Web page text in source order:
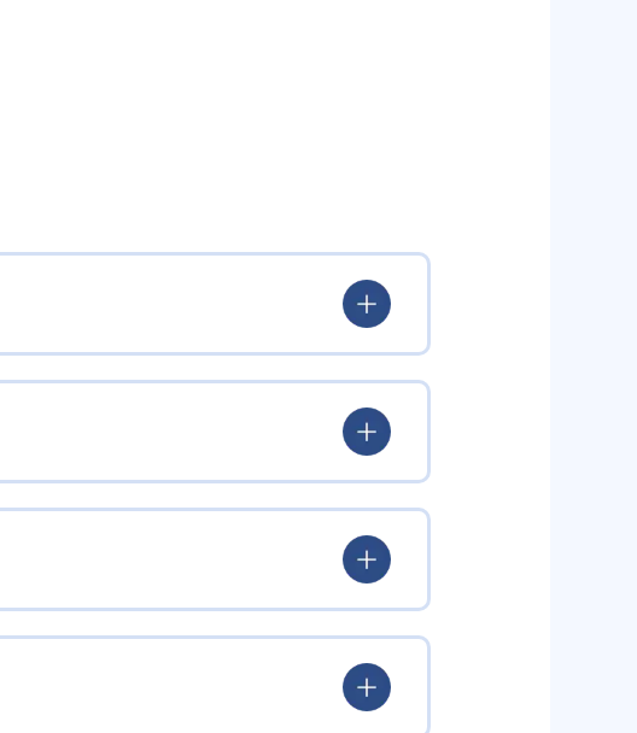
始めている。
成功体験を積み、学習する楽しさを経験
う工夫されている。このスタイルは子ど
を高めていける。
きにくい学力を身につけられるだろう。
たり、声かけをしたりしている。苦手な科
力を育むことができる。また、年齢や学
を損ねたり、簡単すぎて退屈することもな